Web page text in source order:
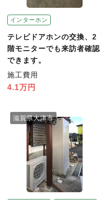
インターホン
テレビドアホンの交換、2
階モニターでも来訪者確認
できます。
施工費用
4.1万円
滋賀県大津市